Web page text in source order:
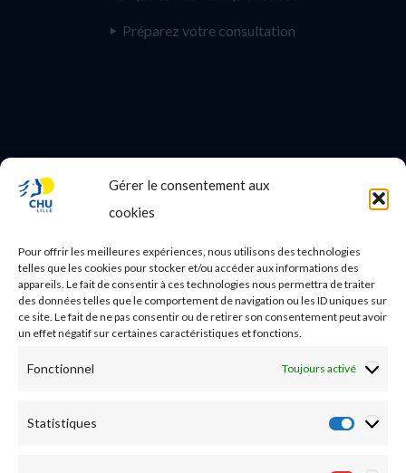
Gérer le consentement aux
cookies
Pour offrir les meilleures expériences, nous utilisons des technologies
telles que les cookies pour stocker et/ou accéder aux informations des
appareils. Le fait de consentir à ces technologies nous permettra de traiter
des données telles que le comportement de navigation ou les ID uniques sur
ce site. Le fait de ne pas consentir ou de retirer son consentement peut avoir
un effet négatif sur certaines caractéristiques et fonctions.
Fonctionnel Toujours activé
Statistiques
Préparez votre consultation
PROFESSIONNEL DE SANTE
Nos essais cliniques
Ecoles paramédicales